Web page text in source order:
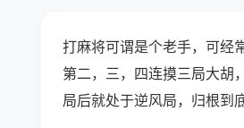
打麻将可谓是个老手，可经
第二，三，四连摸三局大胡
局后就处于逆风局，归根到